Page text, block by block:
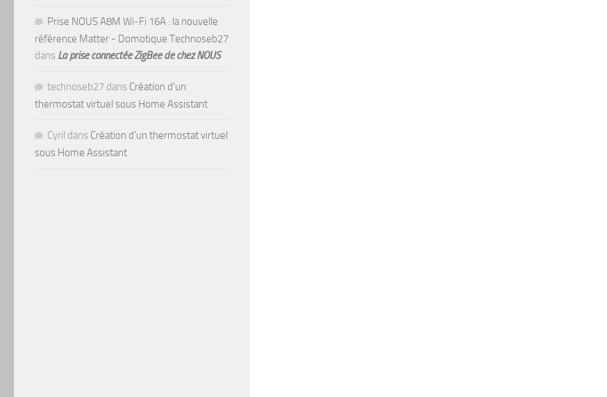
Prise NOUS A8M Wi-Fi 16A : la nouvelle
référence Matter - Domotique Technoseb27
dans La prise connectée ZigBee de chez NOUS
technoseb27 dans Création d’un
thermostat virtuel sous Home Assistant
Cyril dans Création d’un thermostat virtuel
sous Home Assistant